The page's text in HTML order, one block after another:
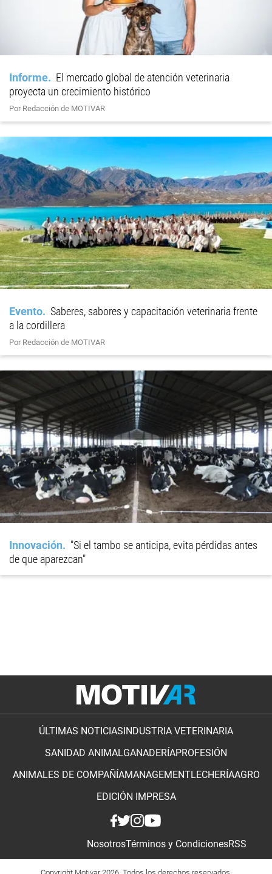
Informe
El mercado global de atención veterinaria
proyecta un crecimiento histórico
Por Redacción de MOTIVAR
Evento
Saberes, sabores y capacitación veterinaria frente
a la cordillera
Por Redacción de MOTIVAR
Innovación
"Si el tambo se anticipa, evita pérdidas antes
de que aparezcan"
ÚLTIMAS NOTICIAS INDUSTRIA VETERINARIA
SANIDAD ANIMALGANADERÍAPROFESIÓN
ANIMALES DE COMPAÑÍAMANAGEMENTLECHERÍAAGRO
EDICIÓN IMPRESA
NosotrosTérminos y CondicionesRSS